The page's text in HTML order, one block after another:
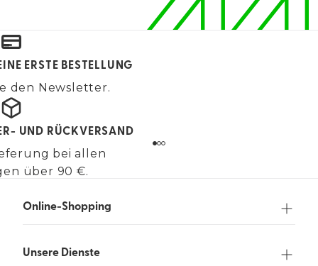
ERSTE BESTELLUNG
den Newsletter.
UND RÜCKVERSAND
bei allen
über 90 €.
Online-Shopping
Unsere Dienste